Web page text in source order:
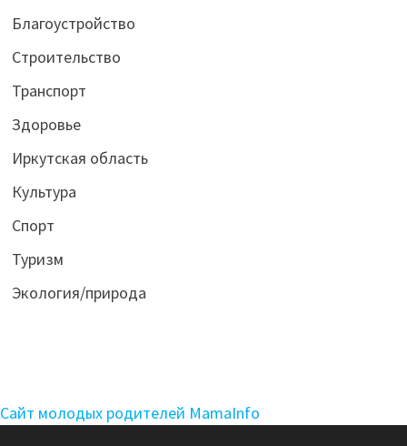
Благоустройство
Строительство
Транспорт
Здоровье
Иркутская область
Культура
Спорт
Туризм
Экология/природа
Сайт молодых родителей MamaInfo